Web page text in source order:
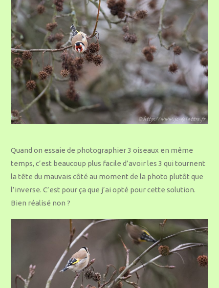
Quand on essaie de photographier 3 oiseaux en même
temps, c’est beaucoup plus facile d’avoir les 3 qui tournent
la tête du mauvais côté au moment de la photo plutôt que
l’inverse. C’est pour ça que j’ai opté pour cette solution.
Bien réalisé non ?